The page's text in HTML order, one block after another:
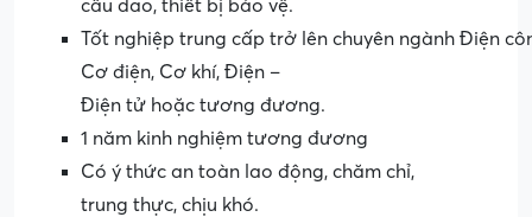
cầu dao, thiết bị bảo vệ.
Tốt nghiệp trung cấp trở lên chuyên ngành Điện
Cơ điện, Cơ khí, Điện –
Điện tử hoặc tương đương.
1 năm kinh nghiệm tương đương
Có ý thức an toàn lao động, chăm chỉ,
trung thực, chịu khó.